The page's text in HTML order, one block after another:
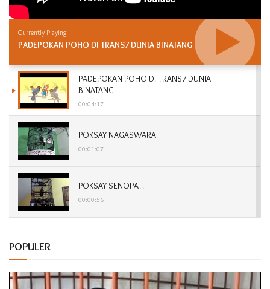
Currently Playing
PADEPOKAN POHO DI TRANS7 DUNIA BINATANG
PADEPOKAN POHO DI TRANS7 DUNIA
BINATANG
00:04:17
POKSAY NAGASWARA
00:01:07
POKSAY SENOPATI
00:00:56
POPULER